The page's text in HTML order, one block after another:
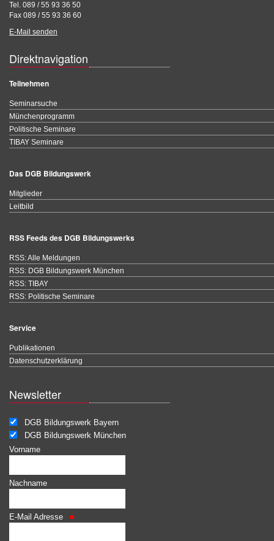
Tel. 089 / 55 93 36 50
Fax 089 / 55 93 36 60
E-Mail senden
Direktnavigation
Teilnehmen
Seminarsuche
Münchenprogramm
Politische Seminare
TIBAY Seminare
Das DGB Bildungswerk
Mitglieder
Leitbild
RSS Feeds des DGB Bildungswerks
RSS: Alle Meldungen
RSS: DGB Bildungswerk München
RSS: TIBAY
RSS: Politische Seminare
Service
Publikationen
Datenschutzerklärung
Newsletter
DGB Bildungswerk Bayern
DGB Bildungswerk München
Vorname
Nachname
E-Mail Adresse